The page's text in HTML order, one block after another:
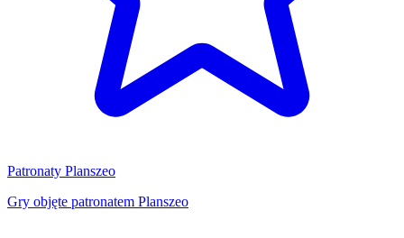
Patronaty Planszeo
Gry objęte patronatem Planszeo